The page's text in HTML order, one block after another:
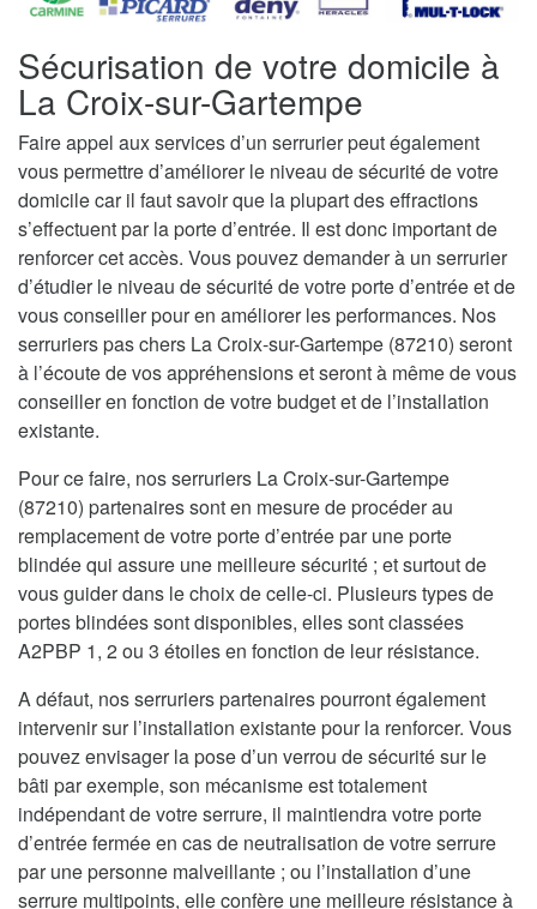
Sécurisation de votre domicile à
La Croix-sur-Gartempe
Faire appel aux services d’un serrurier peut également
vous permettre d’améliorer le niveau de sécurité de votre
domicile car il faut savoir que la plupart des effractions
s’effectuent par la porte d’entrée. Il est donc important de
renforcer cet accès. Vous pouvez demander à un serrurier
d’étudier le niveau de sécurité de votre porte d’entrée et de
vous conseiller pour en améliorer les performances. Nos
serruriers pas chers La Croix-sur-Gartempe (87210) seront
à l’écoute de vos appréhensions et seront à même de vous
conseiller en fonction de votre budget et de l’installation
existante.
Pour ce faire, nos serruriers La Croix-sur-Gartempe
(87210) partenaires sont en mesure de procéder au
remplacement de votre porte d’entrée par une porte
blindée qui assure une meilleure sécurité ; et surtout de
vous guider dans le choix de celle-ci. Plusieurs types de
portes blindées sont disponibles, elles sont classées
A2PBP 1, 2 ou 3 étoiles en fonction de leur résistance.
A défaut, nos serruriers partenaires pourront également
intervenir sur l’installation existante pour la renforcer. Vous
pouvez envisager la pose d’un verrou de sécurité sur le
bâti par exemple, son mécanisme est totalement
indépendant de votre serrure, il maintiendra votre porte
d’entrée fermée en cas de neutralisation de votre serrure
par une personne malveillante ; ou l’installation d’une
serrure multipoints, elle confère une meilleure résistance à